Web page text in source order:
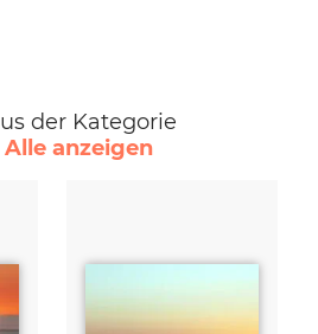
der Kategorie
Alle anzeigen